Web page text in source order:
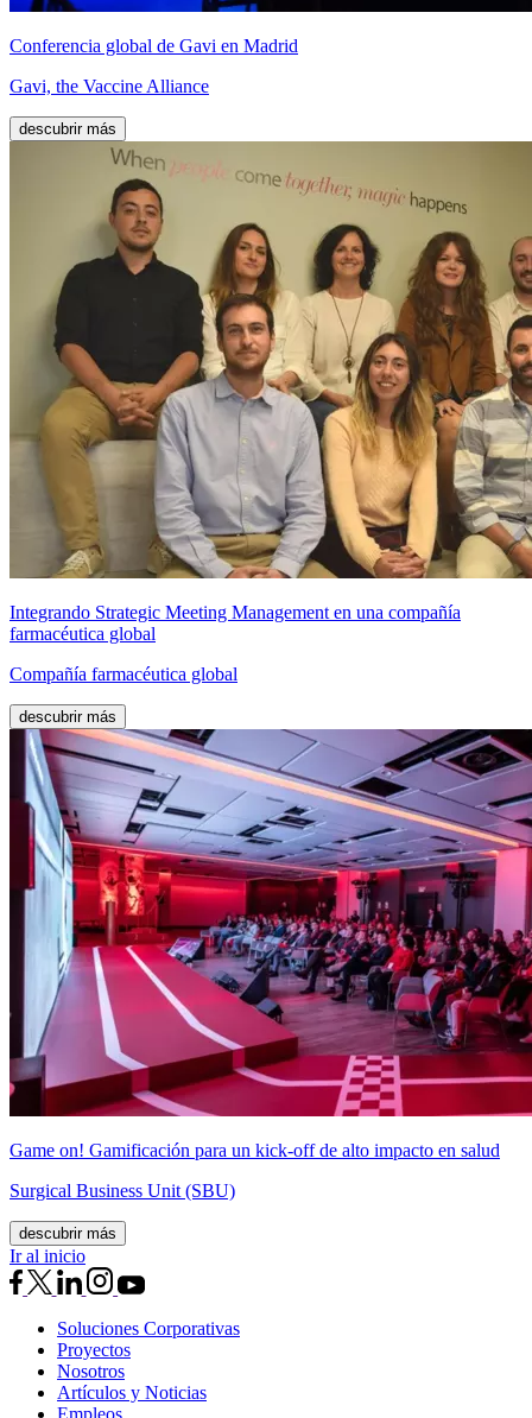
Conferencia global de Gavi en Madrid
Gavi, the Vaccine Alliance
descubrir más
Integrando Strategic Meeting Management en una compañía
farmacéutica global
Compañía farmacéutica global
descubrir más
Game on! Gamificación para un kick‑off de alto impacto en salud
Surgical Business Unit (SBU)
descubrir más
Ir al inicio
Soluciones Corporativas
Proyectos
Nosotros
Artículos y Noticias